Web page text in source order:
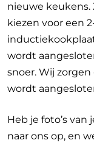
nieuwe keukens.
kiezen voor een
wordt
snoer. Wij
wordt
Heb je foto’s
naar ons op, en